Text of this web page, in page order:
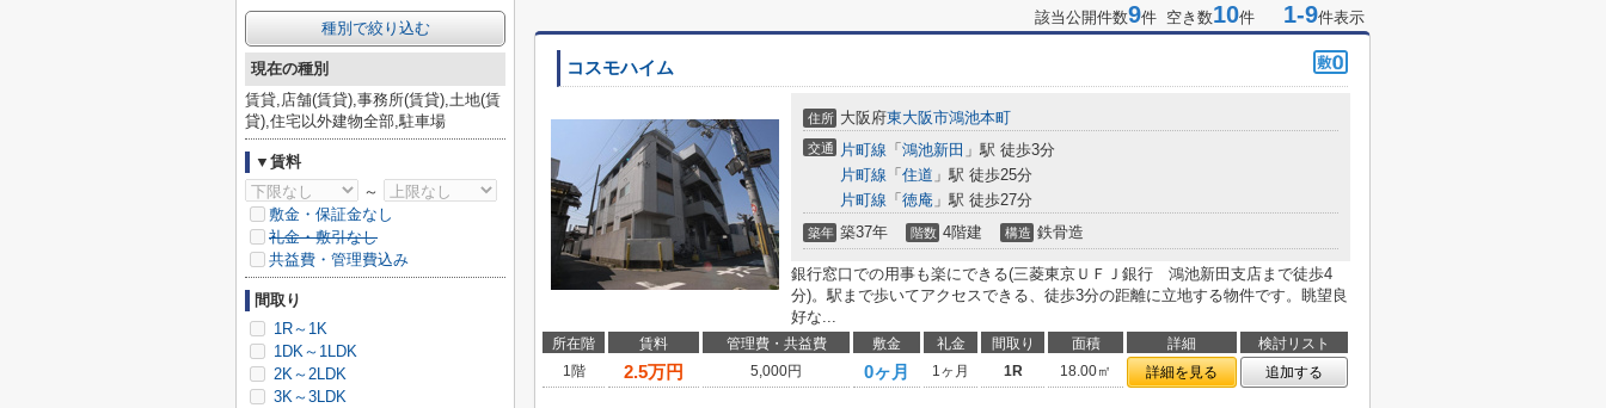
該当公開件数9件 空き数10件 1-9件表示
コスモハイム
住所 大阪府東大阪市鴻池本町
交通 片町線 「 鴻池新田 」駅 徒歩3分
片町線 「 住道 」駅 徒歩25分
片町線 「 徳庵 」駅 徒歩27分
築年 築37年 階数 4階建 構造 鉄骨造
銀行窓口での用事も楽にできる(三菱東京ＵＦＪ銀行 鴻池新田支店まで徒歩4
分)。駅まで歩いてアクセスできる、徒歩3分の距離に立地する物件です。眺望良
好な...
所在階 賃料 管理費・共益費 敷金 礼金 間取り 面積 詳細
検討リスト
1階
2.5万円 5,000円 0ヶ月 1ヶ月 1R 18.00㎡ 詳細を見る 追加する
種別で絞り込む
現在の種別
賃貸,店舗(賃貸),事務所(賃貸),土地(賃
貸),住宅以外建物全部,駐車場
▼賃料
～
敷金・保証金なし
礼金・敷引なし
共益費・管理費込み
間取り
1R～1K
1DK～1LDK
2K～2LDK
3K～3LDK